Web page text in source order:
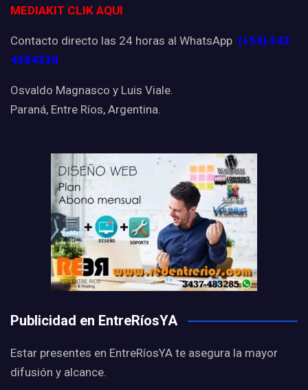
MEDIAKIT CLIK AQUI
Contacto directo las 24 horas al WhatsApp (+54) 343
4384338
Osvaldo Magnasco y Luis Viale.
Paraná, Entre Ríos, Argentina.
Publicidad en EntreRíosYA
Estar presentes en EntreRíosYA te asegura la mayor
difusión y alcance.